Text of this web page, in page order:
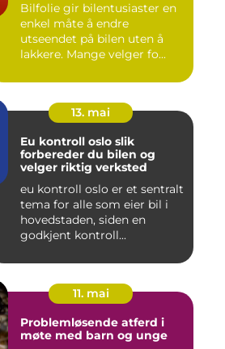
Bilfolie gir bilentusiaster en
enkel måte å endre
utseendet på bilen uten å
lakkere. Mange velger fo...
13. mai
Eu kontroll oslo slik
forbereder du bilen og
velger riktig verksted
eu kontroll oslo er et sentralt
tema for alle som eier bil i
hovedstaden, siden en
godkjent kontroll...
11. mai
Problemløsende atferd i
møte med barn og unge